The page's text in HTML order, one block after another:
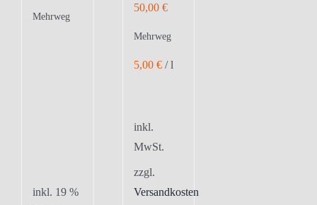
Mehrweg
inkl. 19 %
50,00 €
Mehrweg
5,00 €/l
inkl.
MwSt.
zzgl.
Versandkosten